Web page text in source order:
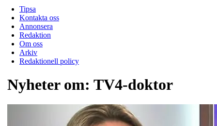
Tipsa
Kontakta oss
Annonsera
Redaktion
Om oss
Arkiv
Redaktionell policy
Nyheter om: TV4-doktor